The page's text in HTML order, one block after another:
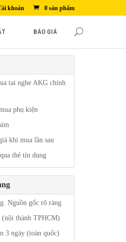
khoản 0 sản phẩm
BÁO GIÁ
tai nghe AKG chính
phụ kiện
khi mua lần sau
thẻ tín dụng
Nguồn gốc rõ ràng
(nội thành TPHCM)
3 ngày (toàn quốc)